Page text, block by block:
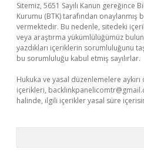
Sitemiz, 5651 Sayılı Kanun gereğince
Kurumu (BTK) tarafından onaylanmış
vermektedir. Bu nedenle, sitedeki
veya araştırma yükümlülüğümüz
yazdıkları içeriklerin sorumluluğunu
bu sorumluluğu kabul etmiş sayılırlar.
Hukuka ve yasal düzenlemelere
içerikleri,
halinde, ilgili içerikler yasal süre